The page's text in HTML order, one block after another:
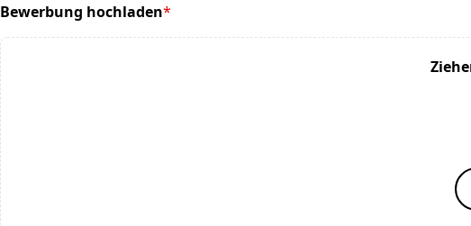
Bewerbung hochladen*
(required)